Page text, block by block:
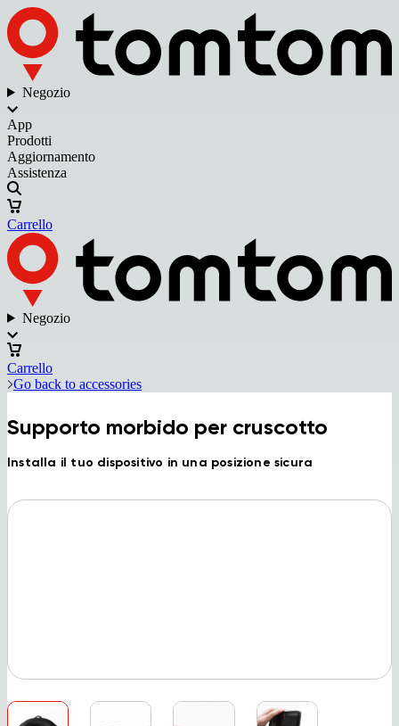
Negozio
App
Prodotti
Aggiornamento
Assistenza
Carrello
Negozio
Carrello
Go back to accessories
Supporto morbido per cruscotto
Installa il tuo dispositivo in una posizione sicura